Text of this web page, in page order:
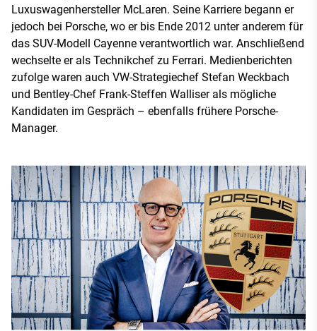
Luxuswagenhersteller McLaren. Seine Karriere begann er
jedoch bei Porsche, wo er bis Ende 2012 unter anderem für
das SUV-Modell Cayenne verantwortlich war. Anschließend
wechselte er als Technikchef zu Ferrari. Medienberichten
zufolge waren auch VW-Strategiechef Stefan Weckbach
und Bentley-Chef Frank-Steffen Walliser als mögliche
Kandidaten im Gespräch – ebenfalls frühere Porsche-
Manager.